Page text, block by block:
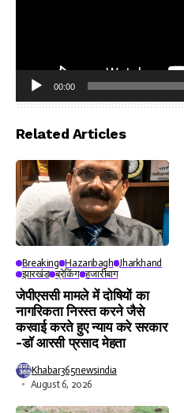
Player
00:00
Related Articles
Breaking Hazaribagh Jharkhand
झारखंड ब्रेकिंग हजारीबाग
जेपीएससी मामले में दोषियों का
नागरिकता निरस्त करने जैसे
करवाई करते हुए न्याय करे सरकार
-डॉ आरसी प्रसाद मेहता
Khabar365newsindia
August 6, 2026